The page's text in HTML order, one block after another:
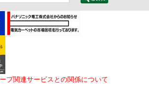
プ関連サービスとの関係について